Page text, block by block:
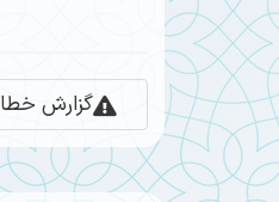
گزارش خطا